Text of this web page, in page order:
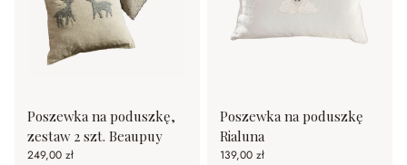
Poszewka na poduszkę,
zestaw 2 szt. Beaupuy
249,00 zł
Poszewka na poduszkę
Rialuna
139,00 zł